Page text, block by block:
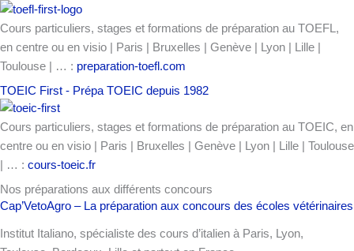
Cours particuliers, stages et formations de préparation au TOEFL,
en centre ou en visio | Paris | Bruxelles | Genève | Lyon | Lille |
Toulouse | … : preparation-toefl.com
TOEIC First - Prépa TOEIC depuis 1982
Cours particuliers, stages et formations de préparation au TOEIC, en
centre ou en visio | Paris | Bruxelles | Genève | Lyon | Lille | Toulouse
| … : cours-toeic.fr
Nos préparations aux différents concours
Cap’VetoAgro – La préparation aux concours des écoles vétérinaires
Institut Italiano, spécialiste des cours d’italien à Paris, Lyon,